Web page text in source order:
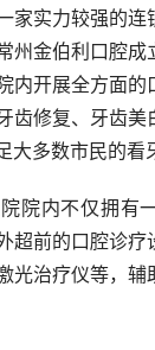
家实力较强的连
州金伯利口腔成
内开展全方面
齿修复、牙齿美
大多数市民的看
院内不仅拥有
超前的口腔诊疗
光治疗仪等，辅